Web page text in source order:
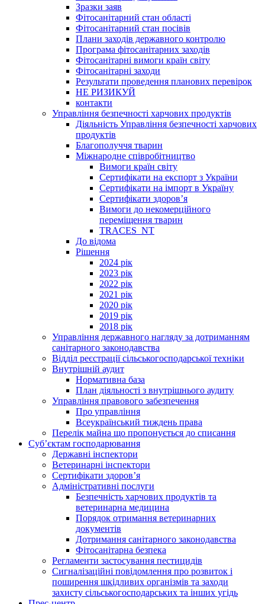
Зразки заяв
Фітосанітарний стан області
Фітосанітарний стан посівів
Плани заходів державного контролю
Програма фітосанітарних заходів
Фітосанітарні вимоги країн світу
Фітосанітарні заходи
Результати проведення планових перевірок
НЕ РИЗИКУЙ
контакти
Управління безпечності харчових продуктів
Діяльність Управління безпечності харчових
продуктів
Благополуччя тварин
Міжнародне співробітництво
Вимоги країн світу
Сертифікати на експорт з України
Сертифікати на імпорт в Україну
Сертифікати здоров’я
Вимоги до некомерційного
переміщення тварин
TRACES_NT
До відома
Рішення
2024 рік
2023 рік
2022 рік
2021 рік
2020 рік
2019 рік
2018 рік
Управління державного нагляду за дотриманням
санітарного законодавства
Відділ реєстрації сільськогосподарської техніки
Внутрішній аудит
Нормативна база
План діяльності з внутрішнього аудиту
Управління правового забезпечення
Про управління
Всеукраїнський тиждень права
Перелік майна що пропонується до списання
Суб’єктам господарювання
Державні інспектори
Ветеринарні інспектори
Сертифікати здоров’я
Адміністративні послуги
Безпечність харчових продуктів та
ветеринарна медицина
Порядок отримання ветеринарних
документів
Дотримання санітарного законодавства
Фітосанітарна безпека
Регламенти застосування пестицидів
Сигналізаційні повідомлення про розвиток і
поширення шкідливих організмів та заходи
захисту сільськогосподарських та інших угідь